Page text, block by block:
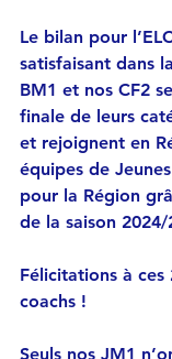
Le bilan pour
satisfaisant dans
BM1 et nos CF2
finale de leurs
et rejoignent en
équipes de
pour la Région
de la saison 2024/
Félicitations à
coachs !
Seuls nos JM1